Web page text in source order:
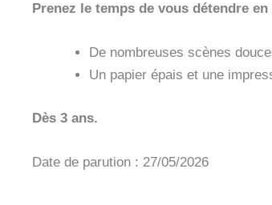
COLO
Prenez le temps de vous détendre
De nombreuses scènes
Un papier épais et une
Dès 3 ans.
Date de parution : 27/05/2026